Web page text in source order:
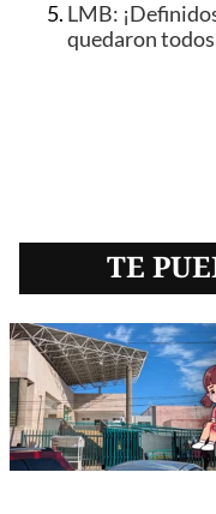
LMB:
quedaron
TE